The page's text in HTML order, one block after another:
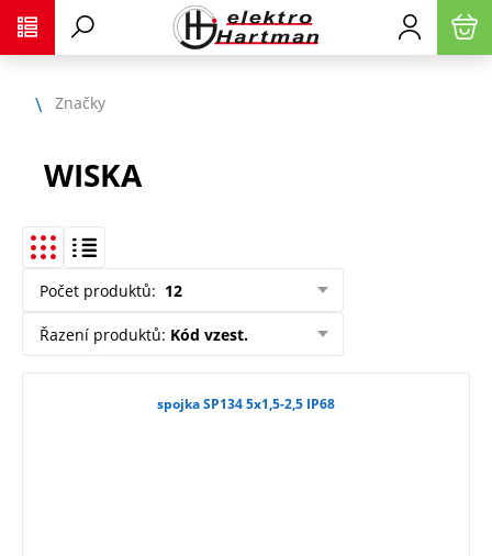
Značky
WISKA
Počet produktů: 12
Řazení produktů: Kód vzest.
spojka SP134 5x1,5-2,5 IP68